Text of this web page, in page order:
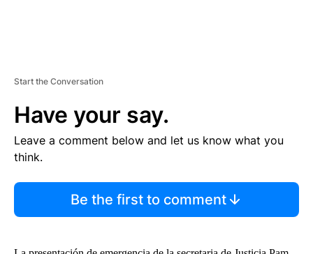
Start the Conversation
Have your say.
Leave a comment below and let us know what you
think.
Be the first to comment